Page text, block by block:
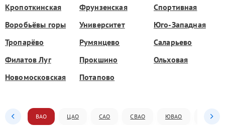
Кропоткинская
Фрунзенская
Спортивная
Воробьёвы горы
Университет
Юго-Западная
Тропарёво
Румянцево
Саларьево
Филатов Луг
Прокшино
Ольховая
Новомосковская
Потапово
ВАО ЦАО САО СВАО ЮВАО ЮАО